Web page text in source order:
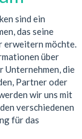
sind ein
das seine
erweitern möchte.
über
Unternehmen, die
Partner oder
wir uns mit
verschiedenen
für das